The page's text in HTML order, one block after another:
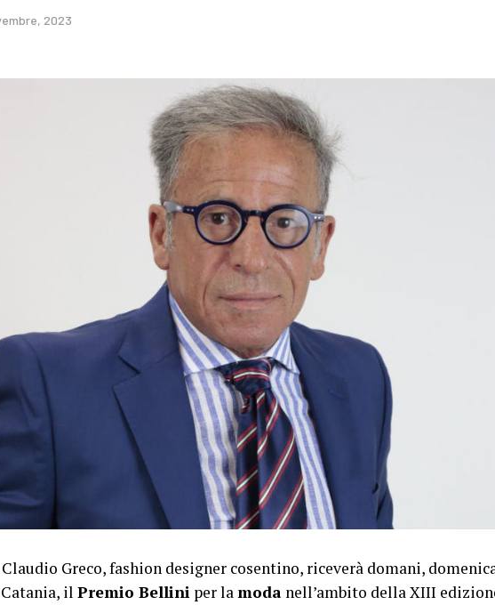
2023
Claudio Greco, fashion designer cosentino, riceverà domani,
il Premio Bellini per lamoda nell’ambito della XIII